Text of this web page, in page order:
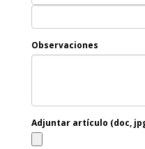
Observaciones
Adjuntar artículo (doc,